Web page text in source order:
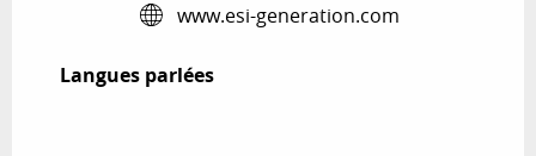
www.esi-generation.com
Langues parlées
Langues parlées